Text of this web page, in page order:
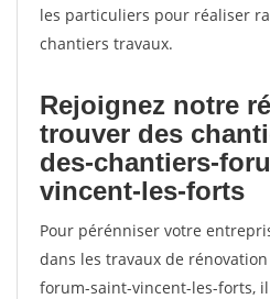
les particuliers pour réaliser
chantiers travaux.
Rejoignez notre
trouver des
des-chantiers-
vincent-les-forts
Pour pérénniser votre
dans les travaux de
forum-saint-vincent-les-forts,